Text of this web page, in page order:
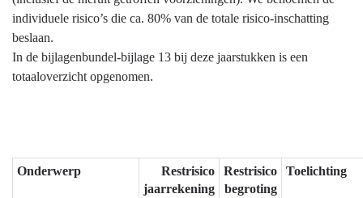
Weerstandsvermogen
risicobeheersing
individuele risico’s die ca. 80% van de totale risico-inschatting
beslaan.
In de bijlagenbundel-bijlage 13 bij deze jaarstukken is een
totaaloverzicht opgenomen.
Onderwerp
Restrisico
jaarrekening
Restrisico
begroting
Toelichting